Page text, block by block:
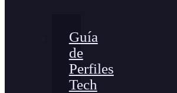
Guía
de
Perfiles
Tech